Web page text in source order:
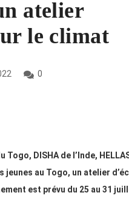
atelier
le climat
0
DISHA de l’Inde,
jeunes au Togo, un atelier
est prévu du 25 au 31